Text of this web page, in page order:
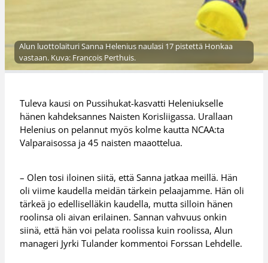
Alun luottolaituri Sanna Helenius naulasi 17 pistettä Honkaa
vastaan. Kuva: Francois Perthuis.
Tuleva kausi on Pussihukat-kasvatti Heleniukselle
hänen kahdeksannes Naisten Korisliigassa. Urallaan
Helenius on pelannut myös kolme kautta NCAA:ta
Valparaisossa ja 45 naisten maaottelua.
– Olen tosi iloinen siitä, että Sanna jatkaa meillä. Hän
oli viime kaudella meidän tärkein pelaajamme. Hän oli
tärkeä jo edelliselläkin kaudella, mutta silloin hänen
roolinsa oli aivan erilainen. Sannan vahvuus onkin
siinä, että hän voi pelata roolissa kuin roolissa, Alun
manageri Jyrki Tulander kommentoi Forssan Lehdelle.